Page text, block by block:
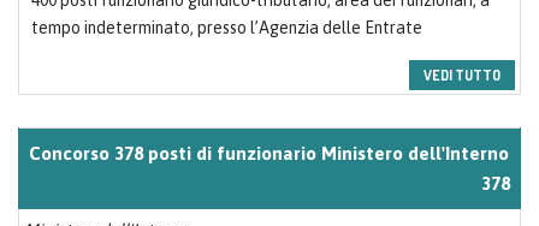
tempo indeterminato, presso l’Agenzia delle Entrate
VEDI TUTTO
Concorso 378 posti di funzionario Ministero dell'Interno
378